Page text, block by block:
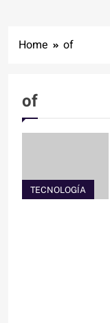
Home of
of
TECNOLOGÍA